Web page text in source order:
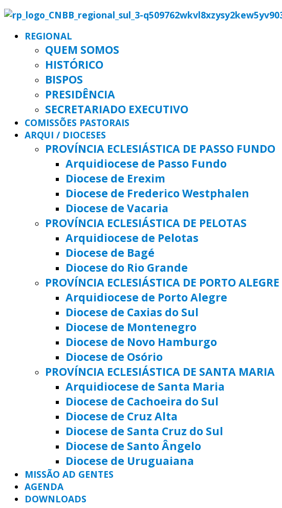
REGIONAL
QUEM SOMOS
HISTÓRICO
BISPOS
PRESIDÊNCIA
SECRETARIADO EXECUTIVO
COMISSÕES PASTORAIS
ARQUI / DIOCESES
PROVÍNCIA ECLESIÁSTICA DE PASSO FUNDO
Arquidiocese de Passo Fundo
Diocese de Erexim
Diocese de Frederico Westphalen
Diocese de Vacaria
PROVÍNCIA ECLESIÁSTICA DE PELOTAS
Arquidiocese de Pelotas
Diocese de Bagé
Diocese do Rio Grande
PROVÍNCIA ECLESIÁSTICA DE PORTO ALEGRE
Arquidiocese de Porto Alegre
Diocese de Caxias do Sul
Diocese de Montenegro
Diocese de Novo Hamburgo
Diocese de Osório
PROVÍNCIA ECLESIÁSTICA DE SANTA MARIA
Arquidiocese de Santa Maria
Diocese de Cachoeira do Sul
Diocese de Cruz Alta
Diocese de Santa Cruz do Sul
Diocese de Santo Ângelo
Diocese de Uruguaiana
MISSÃO AD GENTES
AGENDA
DOWNLOADS